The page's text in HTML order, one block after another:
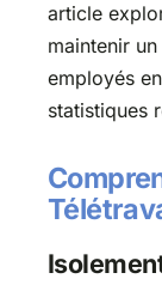
article
maintenir
employés
statistiques